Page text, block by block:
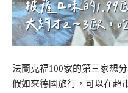
法蘭克福100家的第三家想
假如來德國旅行，可以在超